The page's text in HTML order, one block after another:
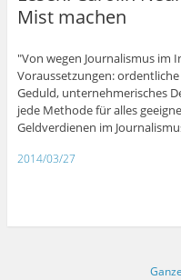
Mist machen
"Von wegen Journalismus im
Voraussetzungen:
Geduld, unternehmerisches
jede Methode für alles
Geldverdienen im
2014/03/27